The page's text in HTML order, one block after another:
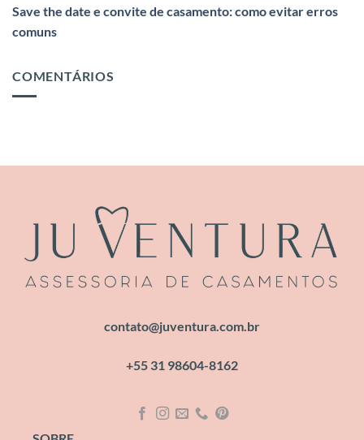
Save the date e convite de casamento: como evitar erros
comuns
COMENTÁRIOS
contato@juventura.com.br
+55 31 98604-8162